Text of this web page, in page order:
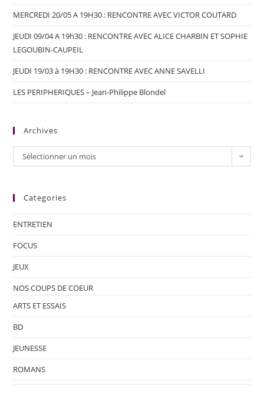
MERCREDI 20/05 A 19H30 : RENCONTRE AVEC VICTOR COUTARD
JEUDI 09/04 A 19h30 : RENCONTRE AVEC ALICE CHARBIN ET SOPHIE
LEGOUBIN-CAUPEIL
JEUDI 19/03 à 19H30 : RENCONTRE AVEC ANNE SAVELLI
LES PERIPHERIQUES – Jean-Philippe Blondel
Archives
Sélectionner un mois
Categories
ENTRETIEN
FOCUS
JEUX
NOS COUPS DE COEUR
ARTS ET ESSAIS
BD
JEUNESSE
ROMANS